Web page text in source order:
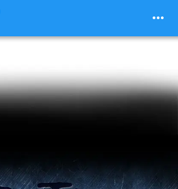
more_horiz